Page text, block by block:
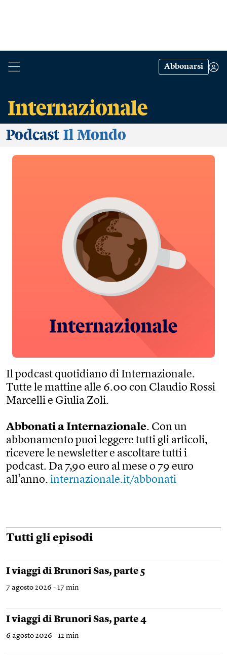
Abbonarsi
Podcast Il Mondo
Il podcast quotidiano di Internazionale.
Tutte le mattine alle 6.00 con Claudio Rossi
Marcelli e Giulia Zoli.
Abbonati a Internazionale. Con un
abbonamento puoi leggere tutti gli articoli,
ricevere le newsletter e ascoltare tutti i
podcast. Da 7,90 euro al mese o 79 euro
all’anno. internazionale.it/abbonati
Tutti gli episodi
I viaggi di Brunori Sas, parte 5
7 agosto 2026 - 17 min
I viaggi di Brunori Sas, parte 4
6 agosto 2026 - 12 min